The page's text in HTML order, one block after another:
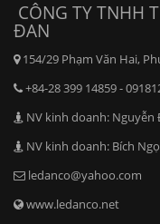
CÔNG TY TNHH
ĐAN
154/29 Phạm Văn Hai,
+84-28 399 14859 -
NV kinh doanh: Nguyễn
NV kinh doanh: Bích
ledanco@yahoo.com
www.ledanco.net